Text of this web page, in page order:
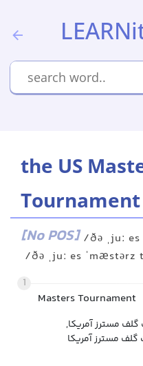
the US
Tournament
[No POS] /ðə ˌjuː
/ðə ˌjuː es
1
Masters Tournament
مسترز آمریکا,
مسترز آمریکا